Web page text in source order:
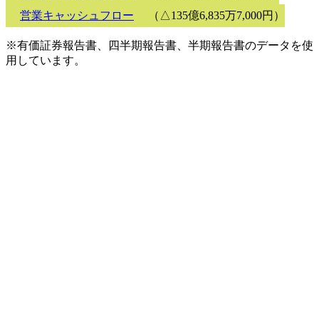
営業キャッシュフロー
（△135億6,835万7,000円）
※有価証券報告書、四半期報告書、半期報告書のデータを使
用しています。